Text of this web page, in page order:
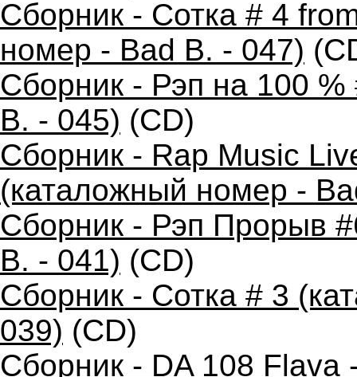
Сборник - Сотка # 4
номер - Bad B. - 047)
Сборник - Рэп на 100
B. - 045) (CD)
Сборник - Rap Music
(каталожный номер -
Сборник - Рэп Прорыв
B. - 041) (CD)
Сборник - Сотка # 3
039) (CD)
Сборник - DA 108